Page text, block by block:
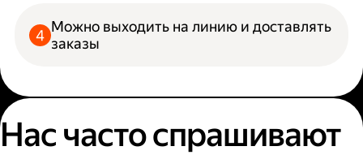
Можно выходить на линию и доставлять
заказы
Нас часто спрашивают